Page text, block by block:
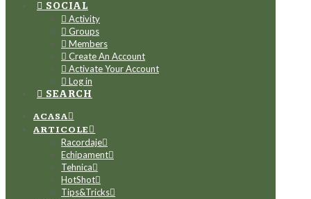
SOCIAL
Activity
Groups
Members
Create An Account
Activate Your Account
Log in
SEARCH
ACASA
ARTICOLE
Racordaje
Echipament
Tehnica
HotShot
Tips&Tricks